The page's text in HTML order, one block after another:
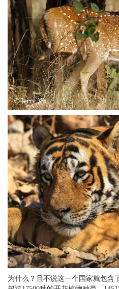
为什么？且不说这一个国家就包含